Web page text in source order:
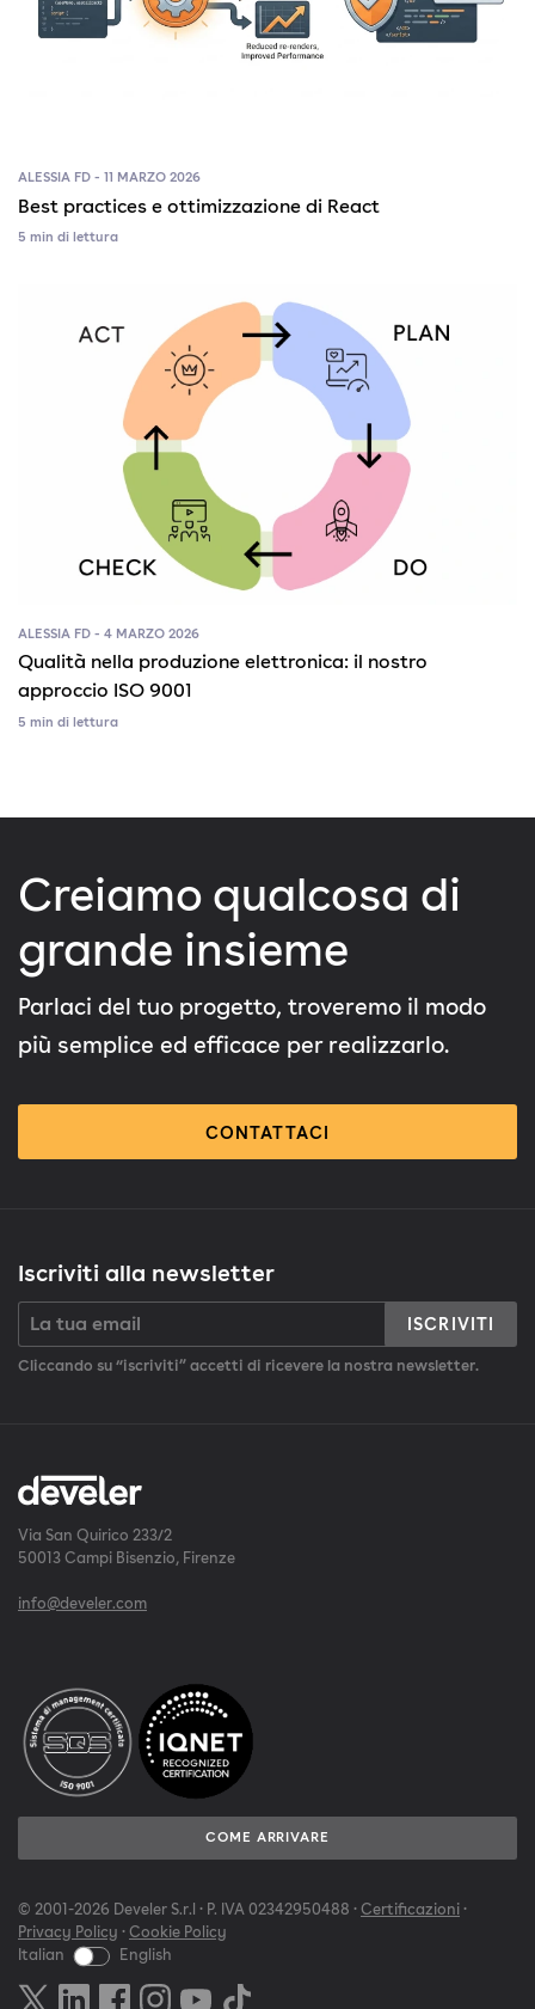
ALESSIA FD - 11 MARZO 2026
Best practices e ottimizzazione di React
5 min di lettura
ALESSIA FD - 4 MARZO 2026
Qualità nella produzione elettronica: il nostro
approccio ISO 9001
5 min di lettura
Creiamo qualcosa di
grande insieme
Parlaci del tuo progetto, troveremo il modo
più semplice ed efficace per realizzarlo.
CONTATTACI
Iscriviti alla newsletter
ISCRIVITI
Cliccando su “iscriviti” accetti di ricevere la nostra newsletter.
Via San Quirico 233/2
50013 Campi Bisenzio, Firenze
info@develer.com
COME ARRIVARE
© 2001-2026 Develer S.r.l · P. IVA 02342950488 · Certificazioni ·
Privacy Policy · Cookie Policy
Italian
English